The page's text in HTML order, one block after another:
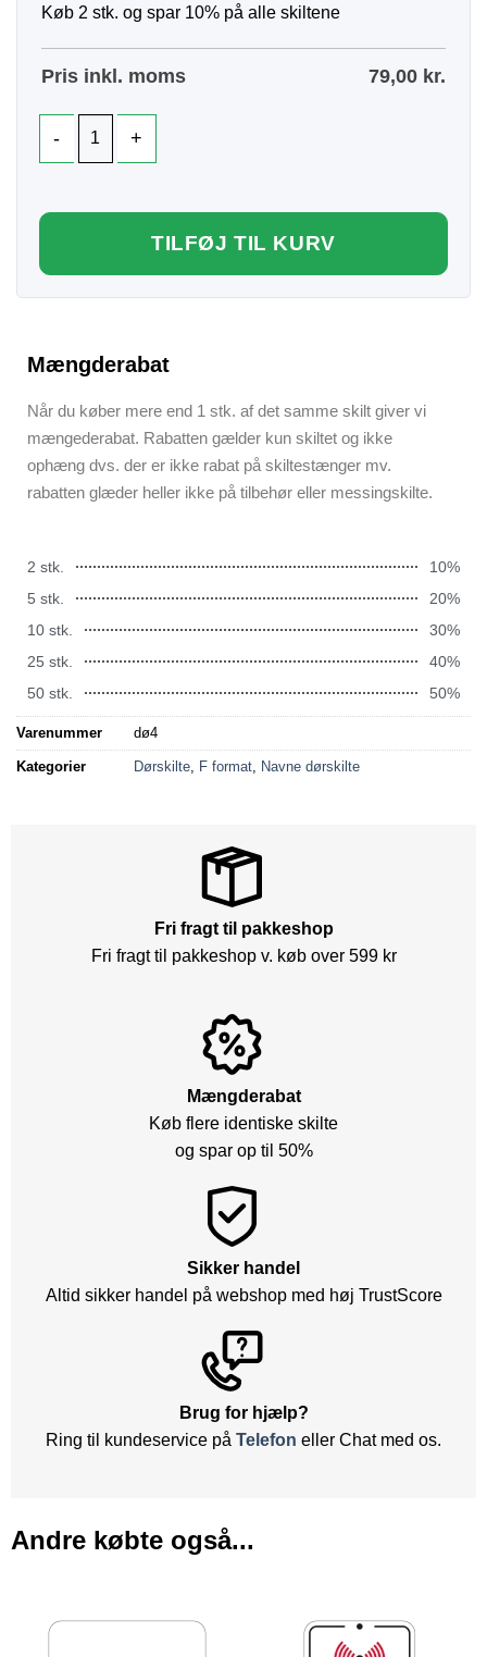
Køb 2 stk. og spar 10% på alle skiltene
Pris inkl. moms 79,00 kr.
TILFØJ TIL KURV
Mængderabat
Når du køber mere end 1 stk. af det samme skilt giver vi
mængederabat. Rabatten gælder kun skiltet og ikke
ophæng dvs. der er ikke rabat på skiltestænger mv.
rabatten glæder heller ikke på tilbehør eller messingskilte.
2 stk.
10%
5 stk.
20%
10 stk.
30%
25 stk.
40%
50 stk.
50%
Varenummer dø4
Kategorier Dørskilte, F format, Navne dørskilte
Fri fragt til pakkeshop
Fri fragt til pakkeshop v. køb over 599 kr
Mængderabat
Køb flere identiske skilte
og spar op til 50%
Sikker handel
Altid sikker handel på webshop med høj TrustScore
Brug for hjælp?
Ring til kundeservice på Telefon eller Chat med os.
Andre købte også...